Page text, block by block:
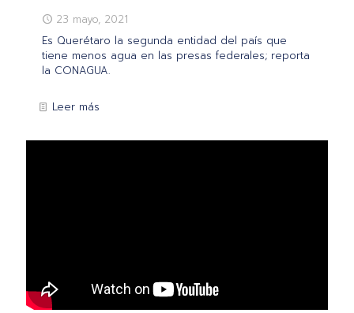
23 mayo, 2021
Es Querétaro la segunda entidad del país que
tiene menos agua en las presas federales; reporta
la CONAGUA.
Leer más